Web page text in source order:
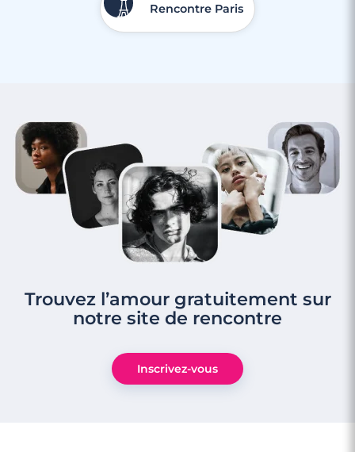
Rencontre Paris
Trouvez l’amour gratuitement sur
notre site de rencontre
Inscrivez-vous